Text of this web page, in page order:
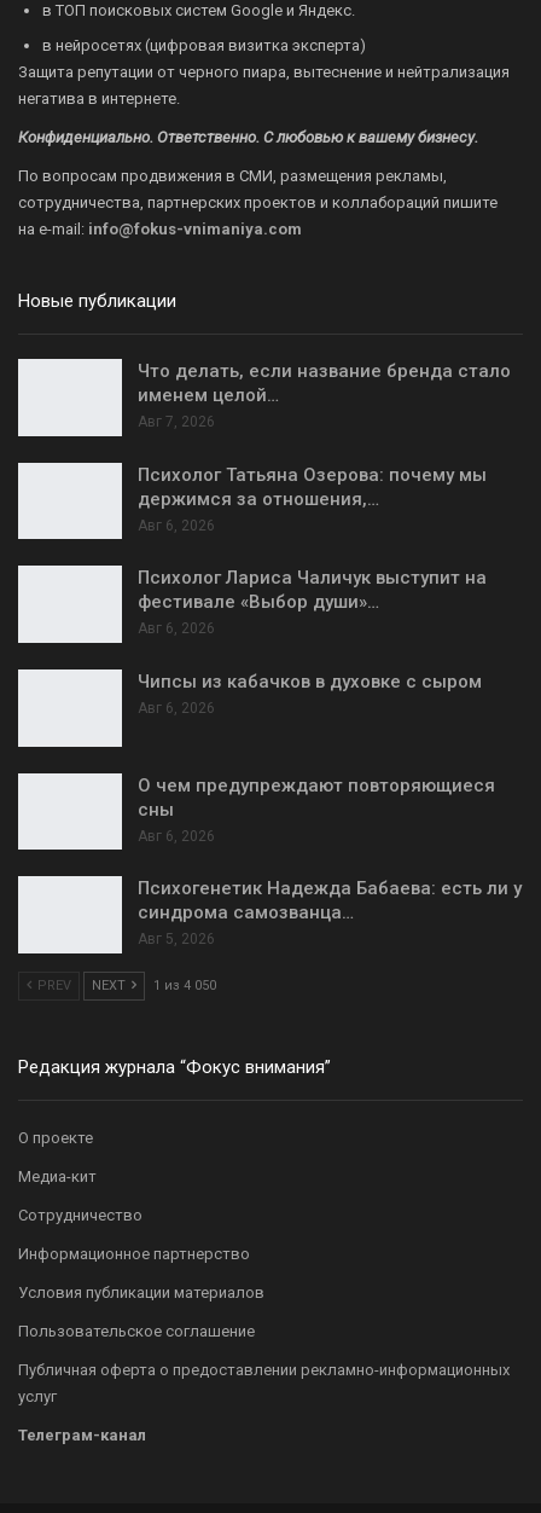
в ТОП поисковых систем Google и Яндекс.
в нейросетях (цифровая визитка эксперта)
Защита репутации от черного пиара, вытеснение и нейтрализация
негатива в интернете.
Конфиденциально. Ответственно. С любовью к вашему бизнесу.
По вопросам продвижения в СМИ, размещения рекламы,
сотрудничества, партнерских проектов и коллабораций пишите
на e-mail: info@fokus-vnimaniya.com
Новые публикации
Что делать, если название бренда стало
именем целой…
Авг 7, 2026
Психолог Татьяна Озерова: почему мы
держимся за отношения,…
Авг 6, 2026
Психолог Лариса Чаличук выступит на
фестивале «Выбор души»…
Авг 6, 2026
Чипсы из кабачков в духовке с сыром
Авг 6, 2026
О чем предупреждают повторяющиеся
сны
Авг 6, 2026
Психогенетик Надежда Бабаева: есть ли у
синдрома самозванца…
Авг 5, 2026
PREV NEXT 1 из 4 050
Редакция журнала “Фокус внимания”
О проекте
Медиа-кит
Сотрудничество
Информационное партнерство
Условия публикации материалов
Пользовательское соглашение
Публичная оферта о предоставлении рекламно-информационных
услуг
Телеграм-канал